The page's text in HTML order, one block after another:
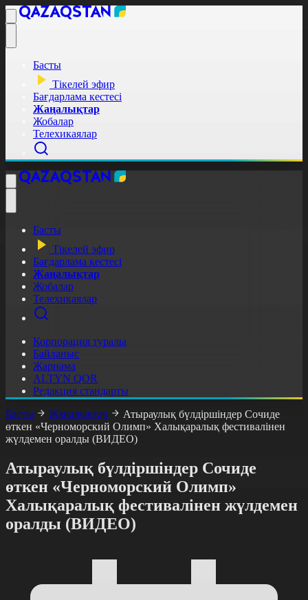
Басты
Тікелей эфир
Бағдарлама кестесі
Жаңалықтар
Жобалар
Телехикаялар
Басты
Тікелей эфир
Бағдарлама кестесі
Жаңалықтар
Жобалар
Телехикаялар
Корпорация туралы
Байланыс
Жарнама
ALTYN QOR
Редакция стандарты
Басты
Жаңалықтар
Атыраулық бүлдіршіндер Сочиде
өткен «Черноморский Олимп» Халықаралық фестивалінен
жүлдемен оралды (ВИДЕО)
Атыраулық бүлдіршіндер Сочиде
өткен «Черноморский Олимп»
Халықаралық фестивалінен жүлдемен
оралды (ВИДЕО)